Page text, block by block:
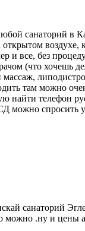
санаторий в
открытом
и все, без
(что хочешь
там можно
телефон
спросить у
санаторий
можно .ну и